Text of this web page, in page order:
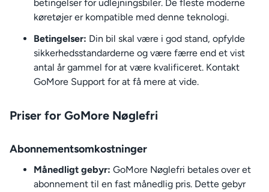
betingelser for udlejningsbiler. De fleste moderne
køretøjer er kompatible med denne teknologi.
Betingelser: Din bil skal være i god stand, opfylde
sikkerhedsstandarderne og være færre end et vist
antal år gammel for at være kvalificeret. Kontakt
GoMore Support for at få mere at vide.
Priser for GoMore Nøglefri
Abonnementsomkostninger
Månedligt gebyr: GoMore Nøglefri betales over et
abonnement til en fast månedlig pris. Dette gebyr